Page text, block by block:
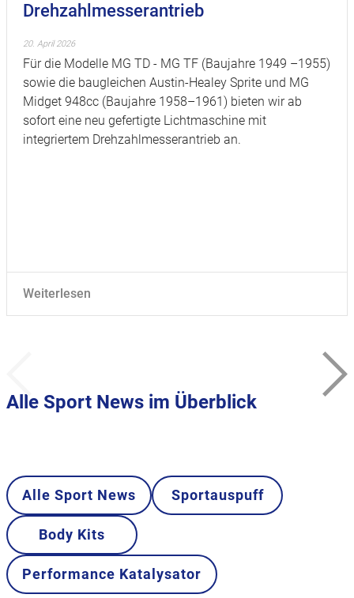
Drehzahlmesserantrieb
20. April 2026
Für die Modelle MG TD - MG TF (Baujahre 1949 –1955)
sowie die baugleichen Austin-Healey Sprite und MG
Midget 948cc (Baujahre 1958–1961) bieten wir ab
sofort eine neu gefertigte Lichtmaschine mit
integriertem Drehzahlmesserantrieb an.
Weiterlesen
Alle Sport News im Überblick
Alle Sport News Sportauspuff
Body Kits
Performance Katalysator